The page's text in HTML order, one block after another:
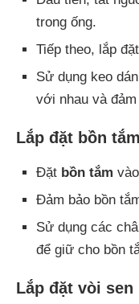
trong ống.
Tiếp theo, lắp
Sử dụng keo
với nhau và
Lắp đặt bồn tắm
Đặt bồn tắm
Đảm bảo bồn
Sử dụng các
để giữ cho bồn
Lắp đặt vòi sen